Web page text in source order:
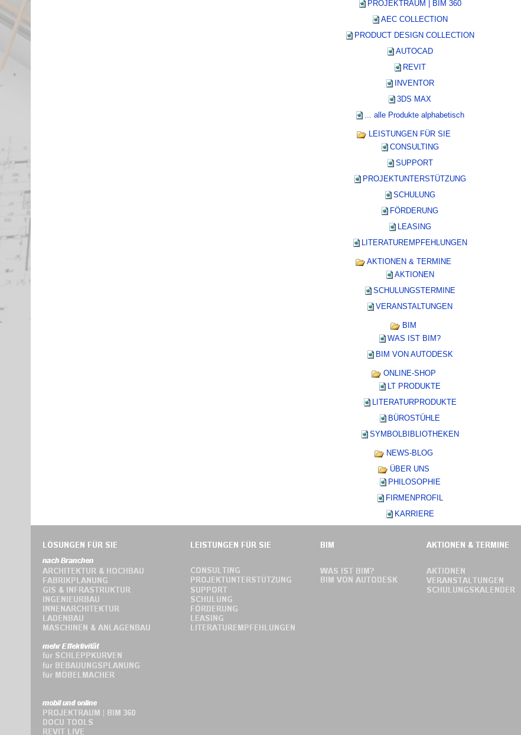
PROJEKTRAUM | BIM 360
AEC COLLECTION
PRODUCT DESIGN COLLECTION
AUTOCAD
REVIT
INVENTOR
3DS MAX
... alle Produkte alphabetisch
LEISTUNGEN FÜR SIE
CONSULTING
SUPPORT
PROJEKTUNTERSTÜTZUNG
SCHULUNG
FÖRDERUNG
LEASING
LITERATUREMPFEHLUNGEN
AKTIONEN & TERMINE
AKTIONEN
SCHULUNGSTERMINE
VERANSTALTUNGEN
BIM
WAS IST BIM?
BIM VON AUTODESK
ONLINE-SHOP
LT PRODUKTE
LITERATURPRODUKTE
BÜROSTÜHLE
SYMBOLBIBLIOTHEKEN
NEWS-BLOG
ÜBER UNS
PHILOSOPHIE
FIRMENPROFIL
KARRIERE